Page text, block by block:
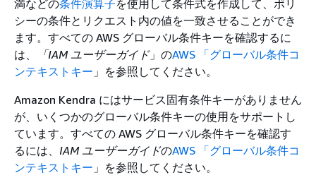
満などの条件演算子を使用して条件式を作成して、ポリ
シーの条件とリクエスト内の値を一致させることができ
ます。すべての AWS グローバル条件キーを確認するに
は、
「IAM ユーザーガイド」のAWS 「グローバル条件コ
ンテキストキー 」を参照してください。
Amazon Kendra にはサービス固有条件キーがありません
が、いくつかのグローバル条件キーの使用をサポートし
ています。すべての AWS グローバル条件キーを確認す
るには、 IAM ユーザーガイドのAWS 「グローバル条件コ
ンテキストキー 」を参照してください。